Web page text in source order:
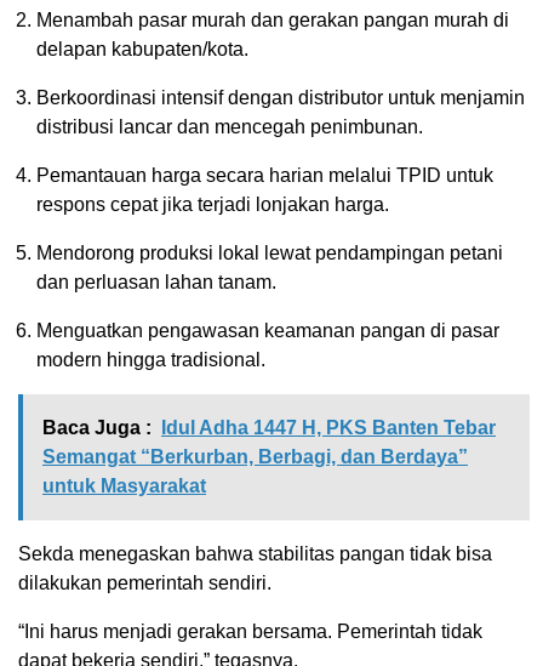
Menambah pasar murah dan gerakan pangan murah di
delapan kabupaten/kota.
Berkoordinasi intensif dengan distributor untuk menjamin
distribusi lancar dan mencegah penimbunan.
Pemantauan harga secara harian melalui TPID untuk
respons cepat jika terjadi lonjakan harga.
Mendorong produksi lokal lewat pendampingan petani
dan perluasan lahan tanam.
Menguatkan pengawasan keamanan pangan di pasar
modern hingga tradisional.
Baca Juga :
Idul Adha 1447 H, PKS Banten Tebar
Semangat “Berkurban, Berbagi, dan Berdaya”
untuk Masyarakat
Sekda menegaskan bahwa stabilitas pangan tidak bisa
dilakukan pemerintah sendiri.
“Ini harus menjadi gerakan bersama. Pemerintah tidak
dapat bekerja sendiri,” tegasnya.